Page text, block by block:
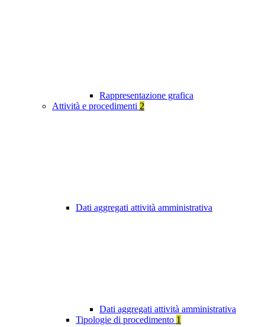
Rappresentazione grafica
Attività e procedimenti 2
Dati aggregati attività amministrativa
Dati aggregati attività amministrativa
Tipologie di procedimento 1